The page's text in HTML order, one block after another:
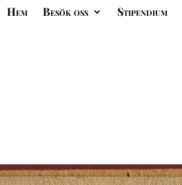
Hem Besök oss Stipendium